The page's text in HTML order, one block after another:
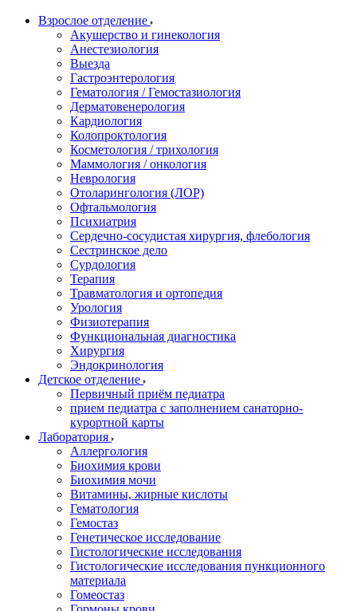
Взрослое отделение
Акушерство и гинекология
Анестезиология
Выезда
Гастроэнтерология
Гематология / Гемостазиология
Дерматовенерология
Кардиология
Колопроктология
Косметология / трихология
Маммология / онкология
Неврология
Отоларингология (ЛОР)
Офтальмология
Психиатрия
Сердечно-сосудистая хирургия, флебология
Сестринское дело
Сурдология
Терапия
Травматология и ортопедия
Урология
Физиотерапия
Функциональная диагностика
Хирургия
Эндокринология
Детское отделение
Первичный приём педиатра
прием педиатра с заполнением санаторно-
курортной карты
Лаборатория
Аллергология
Биохимия крови
Биохимия мочи
Витамины, жирные кислоты
Гематология
Гемостаз
Генетическое исследование
Гистологические исследования
Гистологические исследования пункционного
материала
Гомеостаз